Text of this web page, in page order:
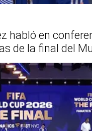
habló en
de la final del